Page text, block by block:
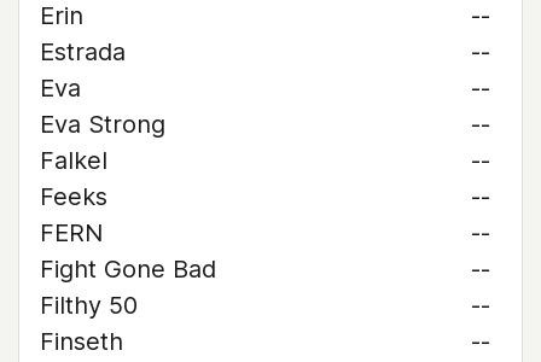
Erin
--
Estrada
--
Eva
--
Eva Strong
--
Falkel
--
Feeks
--
FERN
--
Fight Gone Bad
--
Filthy 50
--
Finseth
--